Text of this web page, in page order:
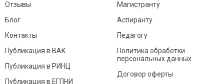
Отзывы
Блог
Контакты
Магистранту
Аспиранту
Педагогу
Публикация в ВАК
Публикация в РИНЦ
Публикация в ЕГПНИ
Политика обработки
персональных данных
Договор оферты